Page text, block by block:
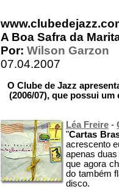
A Boa Safra da
Por: Wilson Garzon
07.04.2007
O Clube de Jazz
(2006/07), que possui
Léa Freire -
"Cartas
acrescento
apenas
que agora
do também
disco.